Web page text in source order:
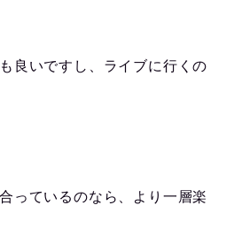
良いですし、ライブに行くの
っているのなら、より一層楽